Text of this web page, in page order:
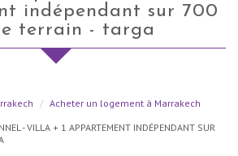
indépendant sur 700
terrain - targa
Acheter un logement à Marrakech
- VILLA + 1 APPARTEMENT INDÉPENDANT SUR